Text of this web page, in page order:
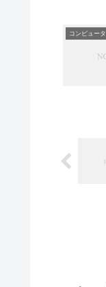
コンピュータ